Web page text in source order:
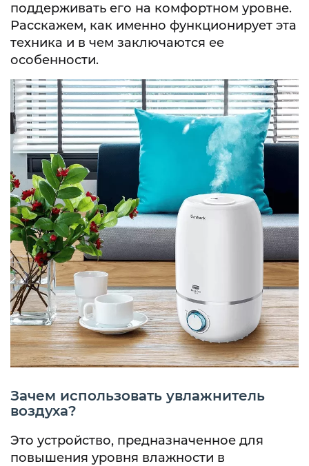
поддерживать его на комфортном уровне.
Расскажем, как именно функционирует эта
техника и в чем заключаются ее
особенности.
Зачем использовать увлажнитель
воздуха?
Это устройство, предназначенное для
повышения уровня влажности в